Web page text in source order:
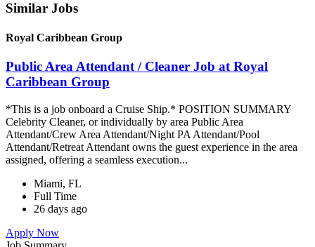
Similar Jobs
Royal Caribbean Group
Public Area Attendant / Cleaner Job at Royal
Caribbean Group
*This is a job onboard a Cruise Ship.* POSITION SUMMARY
Celebrity Cleaner, or individually by area Public Area
Attendant/Crew Area Attendant/Night PA Attendant/Pool
Attendant/Retreat Attendant owns the guest experience in the area
assigned, offering a seamless execution...
Miami, FL
Full Time
26 days ago
Apply Now